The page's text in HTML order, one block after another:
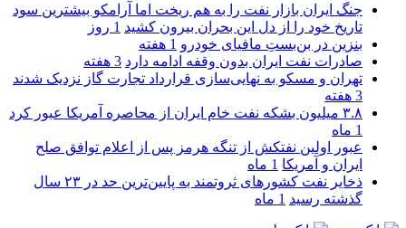
جنگ ایران بازار نفت را به هم ریخت اما آرامکو بیشترین سود
تاریخ خود را از دل این بحران بیرون کشید 1 روز
بنزین در بن‌بستِ مافیای خودرو 1 هفته
صادرات نفت ایران بدون وقفه ادامه دارد 3 هفته
تهران و مسکو به نهایی‌سازی قرارداد تجارت گاز نزدیک شدند
3 هفته
۳.۸ میلیون بشکه نفت خام ایران از محاصره آمریکا عبور کرد
1 ماه
عبور اولین نفتکش از تنگه هرمز پس از اعلام توافق صلح
ایران و آمریکا 1 ماه
ذخایر نفت کشورهای ثروتمند به پایین‌ترین حد در ۲۳ سال
گذشته رسید 1 ماه